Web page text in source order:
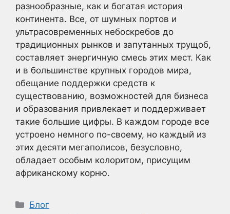
разнообразные, как и богатая история
континента. Все, от шумных портов и
ультрасовременных небоскребов до
традиционных рынков и запутанных трущоб,
составляет энергичную смесь этих мест. Как
и в большинстве крупных городов мира,
обещание поддержки средств к
существованию, возможностей для бизнеса
и образования привлекает и поддерживает
такие большие цифры. В каждом городе все
устроено немного по-своему, но каждый из
этих десяти мегаполисов, безусловно,
обладает особым колоритом, присущим
африканскому корню.
Рубрики
Блог